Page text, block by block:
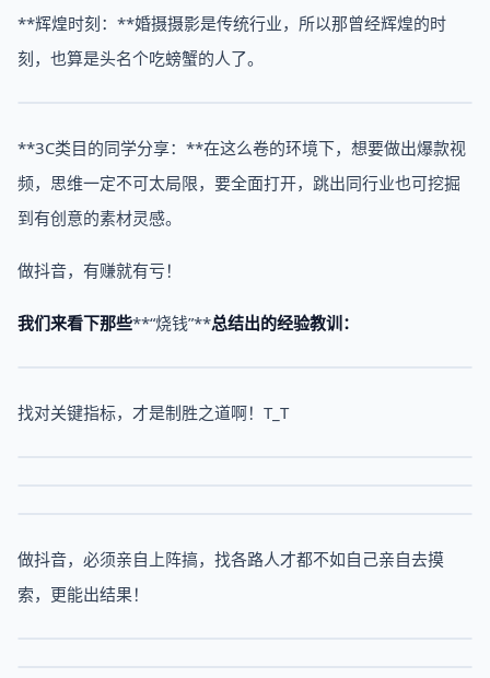
**辉煌时刻：**婚摄摄影是传统行业，所以那曾经辉煌的时
刻，也算是头名个吃螃蟹的人了。
**3C类目的同学分享：**在这么卷的环境下，想要做出爆款视
频，思维一定不可太局限，要全面打开，跳出同行业也可挖掘
到有创意的素材灵感。
做抖音，有赚就有亏！
我们来看下那些**“烧钱”**总结出的经验教训：
找对关键指标，才是制胜之道啊！T_T
做抖音，必须亲自上阵搞，找各路人才都不如自己亲自去摸
索，更能出结果！